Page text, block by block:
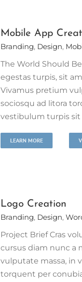
Mobile App
Branding, Design,
The World Should
egestas turpis, sit
Vivamus pretium
sociosqu ad litora
vestibulum turpis sit
LEARN MORE
Logo Creation
Branding, Design,
Project Brief Cras
cursus diam nunc a
vulputate massa, in
torquent per